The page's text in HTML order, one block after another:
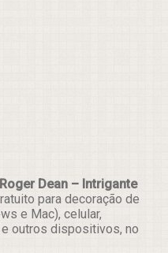
Roger Dean – Intrigante
para decoração de
e Mac), celular,
outros dispositivos, no